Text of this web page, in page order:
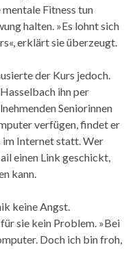
Fitness tun
halten. »Es lohnt sich
erklärt sie überzeugt.
der Kurs jedoch.
ihn per
Seniorinnen
verfügen, findet er
im Internet statt. Wer
einen Link geschickt,
kann.
keine Angst.
sie kein Problem. »Bei
Doch ich bin froh,